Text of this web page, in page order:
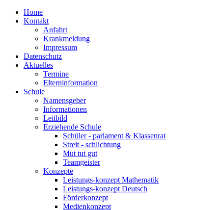
Home
Kontakt
Anfahrt
Krankmeldung
Impressum
Datenschutz
Aktuelles
Termine
Elterninformation
Schule
Namensgeber
Informationen
Leitbild
Erziehende Schule
Schüler - parlament & Klassenrat
Streit - schlichtung
Mut tut gut
Teamgeister
Konzepte
Leistungs-konzept Mathematik
Leistungs-konzept Deutsch
Förderkonzept
Medienkonzept